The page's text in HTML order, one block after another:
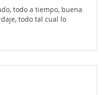
todo a tiempo, buena
todo tal cual lo